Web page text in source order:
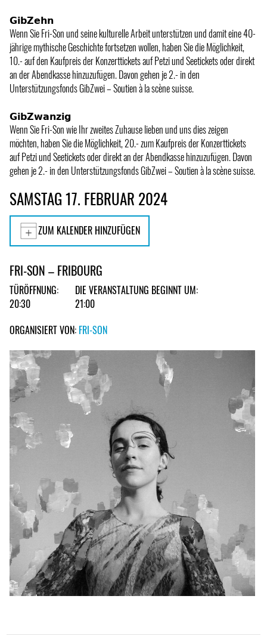
𝗚𝗶𝗯𝗭𝗲𝗵𝗻
Wenn Sie Fri-Son und seine kulturelle Arbeit unterstützen und damit eine 40-
jährige mythische Geschichte fortsetzen wollen, haben Sie die Möglichkeit,
10.- auf den Kaufpreis der Konzerttickets auf Petzi und Seetickets oder direkt
an der Abendkasse hinzuzufügen. Davon gehen je 2.- in den
Unterstützungsfonds GibZwei – Soutien à la scène suisse.
𝗚𝗶𝗯𝗭𝘄𝗮𝗻𝘇𝗶𝗴
Wenn Sie Fri-Son wie Ihr zweites Zuhause lieben und uns dies zeigen
möchten, haben Sie die Möglichkeit, 20.- zum Kaufpreis der Konzerttickets
auf Petzi und Seetickets oder direkt an der Abendkasse hinzuzufügen. Davon
gehen je 2.- in den Unterstützungsfonds GibZwei – Soutien à la scène suisse.
SAMSTAG 17. FEBRUAR 2024
ZUM KALENDER HINZUFÜGEN
FRI-SON – FRIBOURG
TÜRÖFFNUNG:
20:30
DIE VERANSTALTUNG BEGINNT UM:
21:00
ORGANISIERT VON: FRI-SON